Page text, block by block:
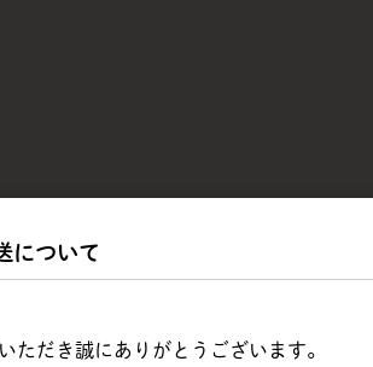
について
ただき誠にありがとうございます。